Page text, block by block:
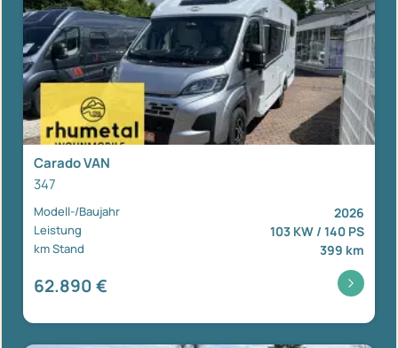
Carado VAN
347
Modell-/Baujahr 2026
Leistung 103 KW / 140 PS
km Stand 399 km
62.890 €